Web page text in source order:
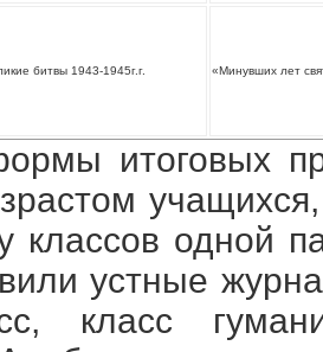
битвы 1943-1945г.г. «Минувших лет
итоговых
классов одной
устные
класс